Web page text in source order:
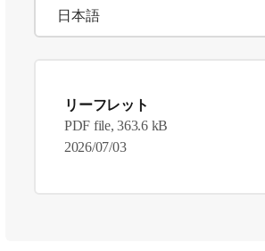
リーフレット
PDF file, 363.6 kB
2026/07/03